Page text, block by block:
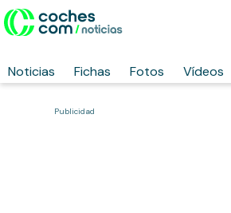
Noticias Fichas Fotos Vídeos
Publicidad